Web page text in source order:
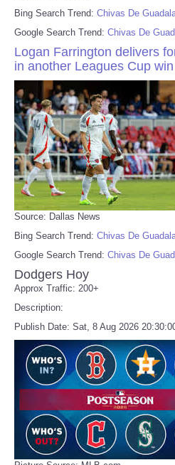
Bing Search Trend: Chivas De
Google Search Trend: Chivas De
Logan Farrington delivers
in another Leagues Cup win
Source: Dallas News
Bing Search Trend: Chivas De
Google Search Trend: Chivas De
Dodgers Hoy
Approx Traffic: 200+
Description:
Publish Date: Sat, 8 Aug 2026